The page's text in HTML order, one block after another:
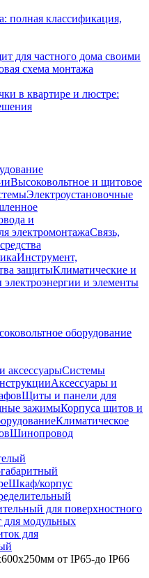
полная классификация,
для частного дома своими
схема монтажа
в квартире и люстре:
Высоковольтное и щитовое
Электроустановочные
и
электромонтажаСвязь,
Инструмент,
защитыКлиматические и
электроэнергии и элементы
оборудование
аксессуарыСистемы
Аксессуары и
Щиты и панели для
зажимыКорпуса щитов и
Климатическое
Шинопровод
Шкаф/корпус
для поверхностного
для модульных
для
от IP65-до IP66